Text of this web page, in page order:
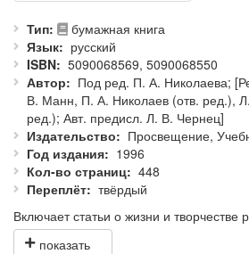
Тип
бумажная книга
Язык
русский
ISBN
5090068569, 5090068550
Автор
Под ред. П. А. Николаева;
В. Манн, П. А. Николаев (отв. ред.),
ред.); Авт. предисл. Л. В. Чернец]
Издательство
Просвещение,
Год издания
1996
Кол-во страниц
448
Переплёт
твёрдый
Включает статьи о жизни и творчестве
литературных критиков XIX — начала